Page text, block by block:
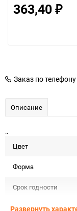
363,40 ₽
Заказ по телефону
Описание
..
Цвет
Форма
Срок годности
Предназначение
Развернуть